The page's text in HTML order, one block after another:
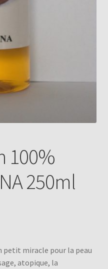
100%
250ml
petit miracle pour la peau
atopique, la